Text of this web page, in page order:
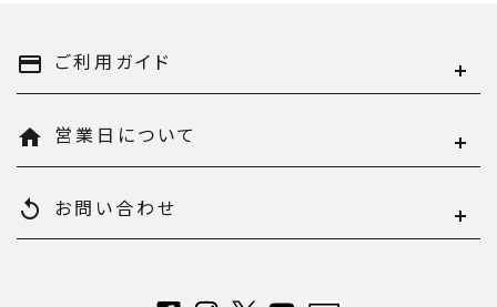
payment ご利用ガイド
home 営業日について
replay お問い合わせ